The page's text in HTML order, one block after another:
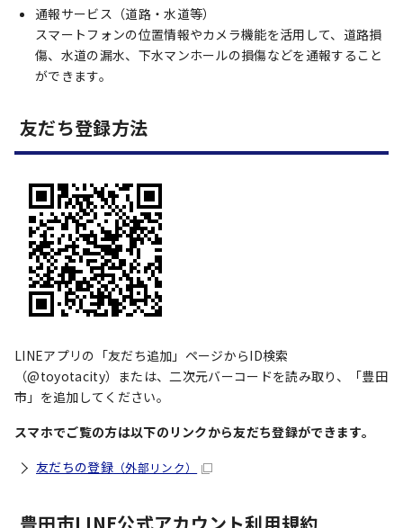
通報サービス（道路・水道等）
スマートフォンの位置情報やカメラ機能を活用して、道路損
傷、水道の漏水、下水マンホールの損傷などを通報すること
ができます。
友だち登録方法
LINEアプリの「友だち追加」ページからID検索
（@toyotacity）または、二次元バーコードを読み取り、「豊田
市」を追加してください。
スマホでご覧の方は以下のリンクから友だち登録ができます。
友だちの登録（外部リンク）